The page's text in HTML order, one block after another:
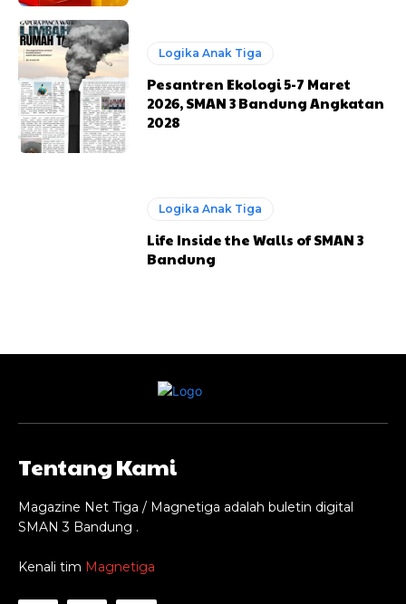
Logika Anak Tiga
Pesantren Ekologi 5-7 Maret
2026, SMAN 3 Bandung Angkatan
2028
Logika Anak Tiga
Life Inside the Walls of SMAN 3
Bandung
Tentang Kami
Magazine Net Tiga / Magnetiga adalah buletin digital
SMAN 3 Bandung .
Kenali tim Magnetiga